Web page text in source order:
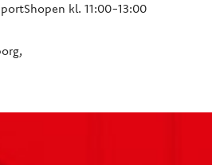
kl. 11:00-13:00